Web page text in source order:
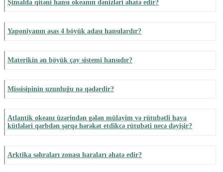
Şimalda qitəni hansı okeanın dənizləri əhatə edir?
Yaponiyanın əsas 4 böyük adası hansılardır?
Materikin ən böyük çay sistemi hansıdır?
Missisipinin uzunluğu nə qədərdir?
Atlantik okeanı üzərindən gələn mülayim və rütubətli hava
kütlələri qərbdən şərqə hərəkət etdikcə rütubəti necə dəyişir?
Arktika səhraları zonası haraları əhatə edir?